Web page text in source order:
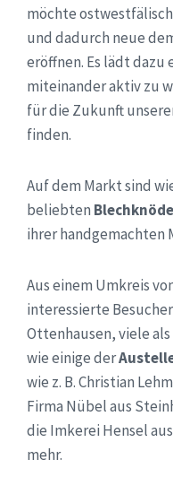
möchte
und dadurch neue
eröffnen. Es lädt dazu
miteinander aktiv zu
für die Zukunft
finden.
Auf dem Markt sind
beliebten
ihrer handgemachten
Aus einem Umkreis
interessierte
Ottenhausen, viele
wie einige der
wie z. B. Christian
Firma Nübel aus
die Imkerei Hensel
mehr.